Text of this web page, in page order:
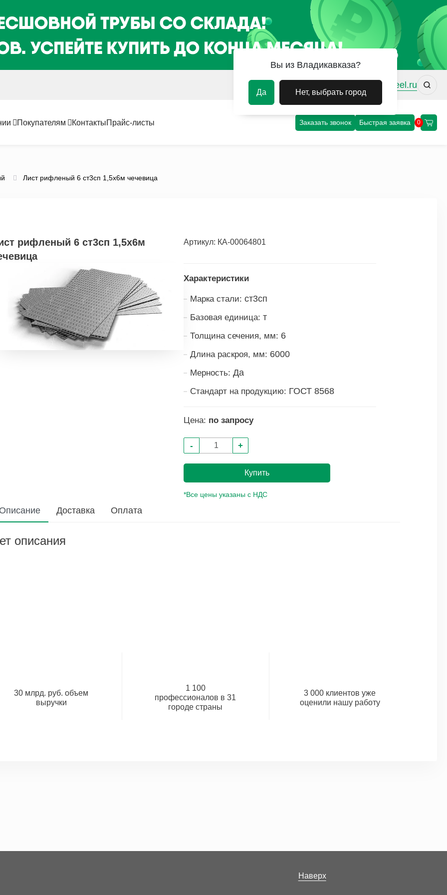
vdk@uvm-steel.ru
Покупателям КонтактыПрайс-листы Заказать звонок Быстрая заявка 0
Лист рифленый 6 ст3сп 1,5х6м чечевица
рифленый 6 ст3сп 1,5х6м
Артикул: КА-00064801
Характеристики
Марка стали: ст3сп
Базовая единица: т
Толщина сечения, мм: 6
Длина раскроя, мм: 6000
Мерность: Да
Стандарт на продукцию: ГОСТ 8568
Цена: по запросу
- +
Купить
*Все цены указаны с НДС
Доставка Оплата
описания
30 млрд. руб. объем
выручки
1 100
профессионалов в 31
городе страны
3 000 клиентов уже
оценили нашу работу
Наверх
Вы из Владикавказа?
Да Нет, выбрать город